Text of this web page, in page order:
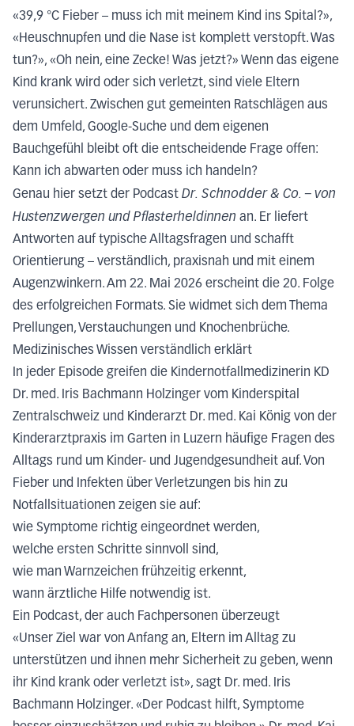
«39,9 °C Fieber – muss ich mit meinem Kind ins Spital?»,
«Heuschnupfen und die Nase ist komplett verstopft. Was
tun?», «Oh nein, eine Zecke! Was jetzt?» Wenn das eigene
Kind krank wird oder sich verletzt, sind viele Eltern
verunsichert. Zwischen gut gemeinten Ratschlägen aus
dem Umfeld, Google-Suche und dem eigenen
Bauchgefühl bleibt oft die entscheidende Frage offen:
Kann ich abwarten oder muss ich handeln?
Genau hier setzt der Podcast Dr. Schnodder & Co. – von
Hustenzwergen und Pflasterheldinnen an. Er liefert
Antworten auf typische Alltagsfragen und schafft
Orientierung – verständlich, praxisnah und mit einem
Augenzwinkern. Am 22. Mai 2026 erscheint die 20. Folge
des erfolgreichen Formats. Sie widmet sich dem Thema
Prellungen, Verstauchungen und Knochenbrüche.
Medizinisches Wissen verständlich erklärt
In jeder Episode greifen die Kindernotfallmedizinerin KD
Dr. med. Iris Bachmann Holzinger vom Kinderspital
Zentralschweiz und Kinderarzt Dr. med. Kai König von der
Kinderarztpraxis im Garten in Luzern häufige Fragen des
Alltags rund um Kinder- und Jugendgesundheit auf. Von
Fieber und Infekten über Verletzungen bis hin zu
Notfallsituationen zeigen sie auf:
wie Symptome richtig eingeordnet werden,
welche ersten Schritte sinnvoll sind,
wie man Warnzeichen frühzeitig erkennt,
wann ärztliche Hilfe notwendig ist.
Ein Podcast, der auch Fachpersonen überzeugt
«Unser Ziel war von Anfang an, Eltern im Alltag zu
unterstützen und ihnen mehr Sicherheit zu geben, wenn
ihr Kind krank oder verletzt ist», sagt Dr. med. Iris
Bachmann Holzinger. «Der Podcast hilft, Symptome